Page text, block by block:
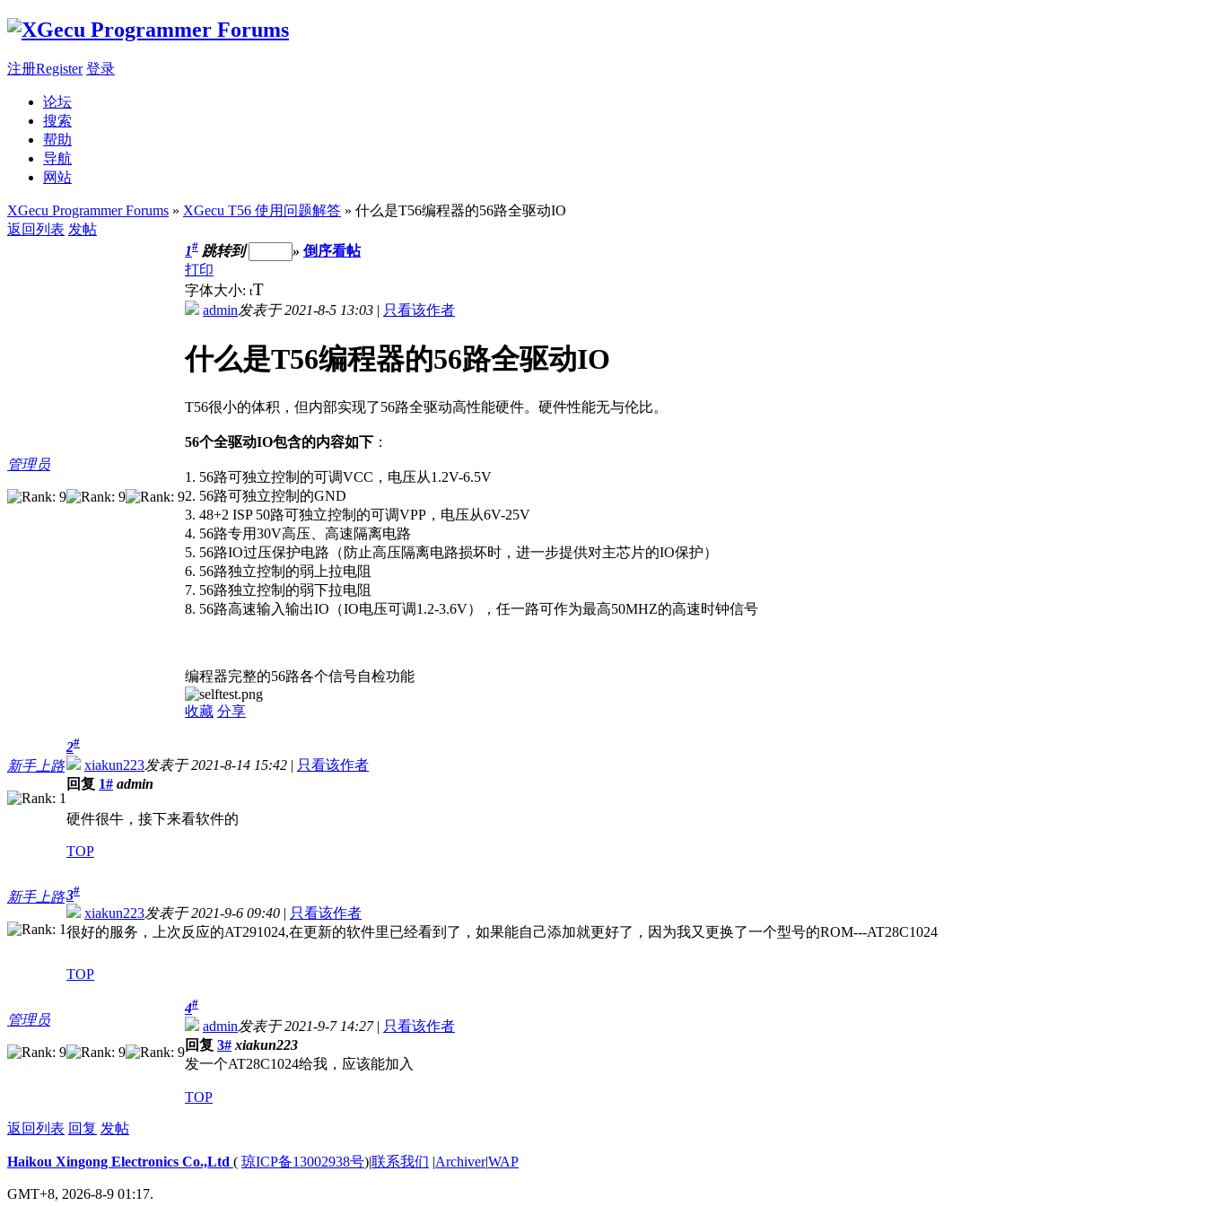
注册Register 登录
论坛
搜索
帮助
导航
网站
XGecu Programmer Forums » XGecu T56 使用问题解答 » 什么是T56编程器的56路全驱动IO
返回列表 发帖
管理员
1# 跳转到 » 倒序看帖
打印
字体大小: tT
admin发表于 2021-8-5 13:03 | 只看该作者
什么是T56编程器的56路全驱动IO
T56很小的体积，但内部实现了56路全驱动高性能硬件。硬件性能无与伦比。
56个全驱动IO包含的内容如下 ：
1. 56路可独立控制的可调VCC，电压从1.2V-6.5V
2. 56路可独立控制的GND
3. 48+2 ISP 50路可独立控制的可调VPP，电压从6V-25V
4. 56路专用30V高压、高速隔离电路
5. 56路IO过压保护电路（防止高压隔离电路损坏时，进一步提供对主芯片的IO保护）
6. 56路独立控制的弱上拉电阻
7. 56路独立控制的弱下拉电阻
8. 56路高速输入输出IO（IO电压可调1.2-3.6V），任一路可作为最高50MHZ的高速时钟信号
编程器完整的56路各个信号自检功能
收藏 分享
新手上路
2#
xiakun223发表于 2021-8-14 15:42 | 只看该作者
回复 1# admin
硬件很牛，接下来看软件的
TOP
新手上路3#
xiakun223发表于 2021-9-6 09:40 | 只看该作者
很好的服务，上次反应的AT291024,在更新的软件里已经看到了，如果能自己添加就更好了，因为我又更换了一个型号的ROM---AT28C1024
TOP
管理员
4#
admin发表于 2021-9-7 14:27| 只看该作者
回复 3# xiakun223
发一个AT28C1024给我，应该能加入
TOP
返回列表 回复 发帖
Haikou Xingong Electronics Co.,Ltd ( 琼ICP备13002938号)|联系我们 |Archiver|WAP
GMT+8, 2026-8-9 01:17.